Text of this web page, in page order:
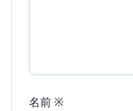
名前 ※